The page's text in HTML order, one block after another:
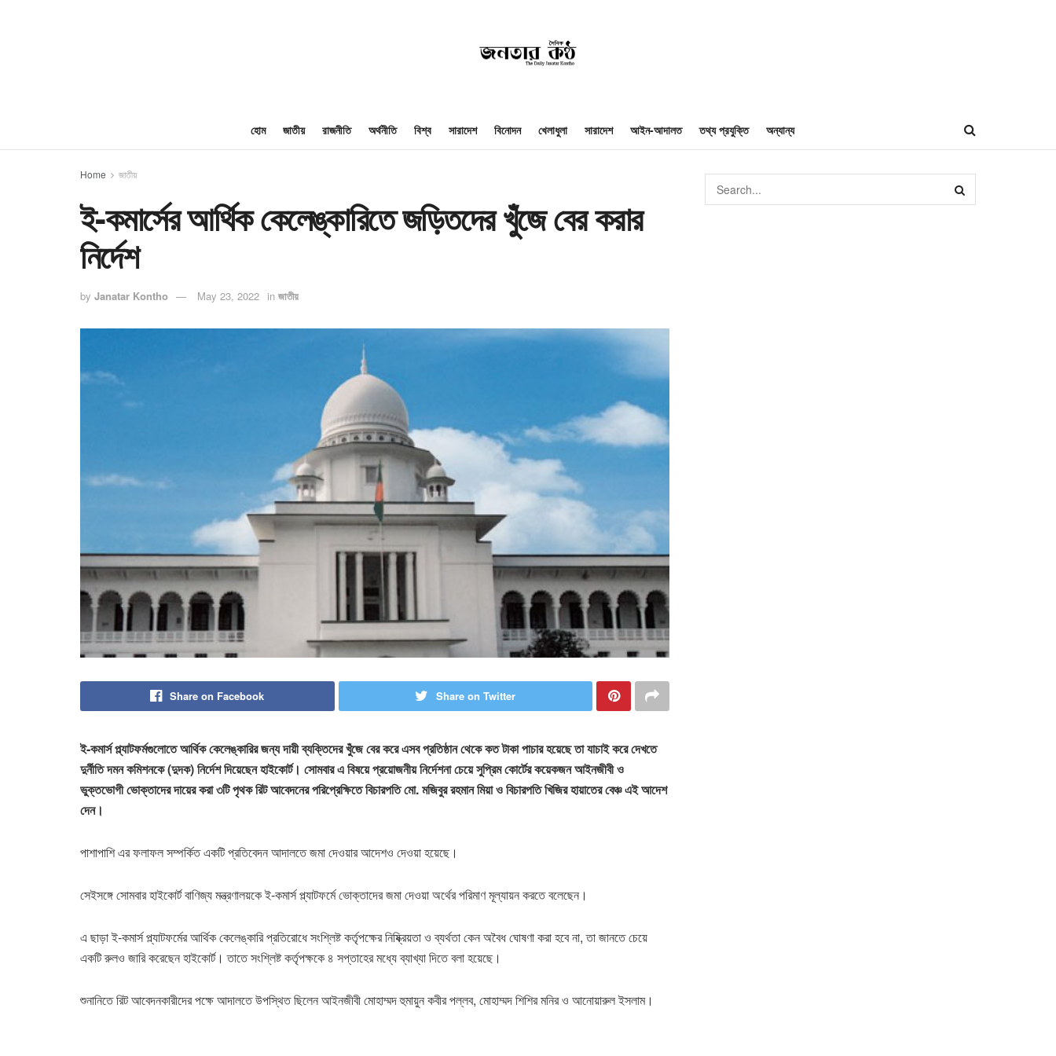
হোম জাতীয় রাজনীতি অর্থনীতি বিশ্ব সারাদেশ বিনোদন খেলাধুলা সারাদেশ আইন-আদালত তথ্য প্রযুক্তি অন্যান্য
Home জাতীয়
ই-কমার্সের আর্থিক কেলেঙ্কারিতে জড়িতদের খুঁজে বের করার
নির্দেশ
by Janatar Kontho May 23, 2022 in জাতীয়
Share on Facebook Share on Twitter
ই-কমার্স প্ল্যাটফর্মগুলোতে আর্থিক কেলেঙ্কারির জন্য দায়ী ব্যক্তিদের খুঁজে বের করে এসব প্রতিষ্ঠান থেকে কত টাকা পাচার হয়েছে তা যাচাই করে দেখতে
দুর্নীতি দমন কমিশনকে (দুদক) নির্দেশ দিয়েছেন হাইকোর্ট। সোমবার এ বিষয়ে প্রয়োজনীয় নির্দেশনা চেয়ে সুপ্রিম কোর্টের কয়েকজন আইনজীবী ও
ভুক্তভোগী ভোক্তাদের দায়ের করা ৩টি পৃথক রিট আবেদনের পরিপ্রেক্ষিতে বিচারপতি মো. মজিবুর রহমান মিয়া ও বিচারপতি খিজির হায়াতের বেঞ্চ এই আদেশ
দেন।
পাশাপাশি এর ফলাফল সম্পর্কিত একটি প্রতিবেদন আদালতে জমা দেওয়ার আদেশও দেওয়া হয়েছে।
সেইসঙ্গে সোমবার হাইকোর্ট বাণিজ্য মন্ত্রণালয়কে ই-কমার্স প্ল্যাটফর্মে ভোক্তাদের জমা দেওয়া অর্থের পরিমাণ মূল্যায়ন করতে বলেছেন।
এ ছাড়া ই-কমার্স প্ল্যাটফর্মের আর্থিক কেলেঙ্কারি প্রতিরোধে সংশ্লিষ্ট কর্তৃপক্ষের নিষ্ক্রিয়তা ও ব্যর্থতা কেন অবৈধ ঘোষণা করা হবে না, তা জানতে চেয়ে
একটি রুলও জারি করেছেন হাইকোর্ট। তাতে সংশ্লিষ্ট কর্তৃপক্ষকে ৪ সপ্তাহের মধ্যে ব্যাখ্যা দিতে বলা হয়েছে।
শুনানিতে রিট আবেদনকারীদের পক্ষে আদালতে উপস্থিত ছিলেন আইনজীবী মোহাম্মদ হুমায়ুন কবীর পল্লব, মোহাম্মদ শিশির মনির ও আনোয়ারুল ইসলাম।